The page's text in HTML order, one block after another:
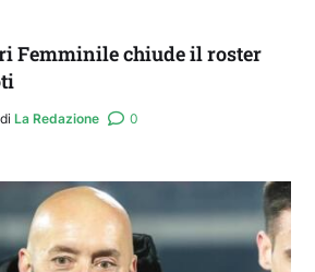
Femminile chiude il roster
di La Redazione 0